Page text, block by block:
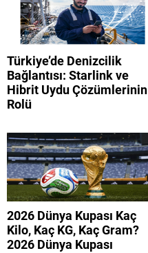
Türkiye’de Denizcilik
Bağlantısı: Starlink ve
Hibrit Uydu Çözümlerinin
Rolü
2026 Dünya Kupası Kaç
Kilo, Kaç KG, Kaç Gram?
2026 Dünya Kupası